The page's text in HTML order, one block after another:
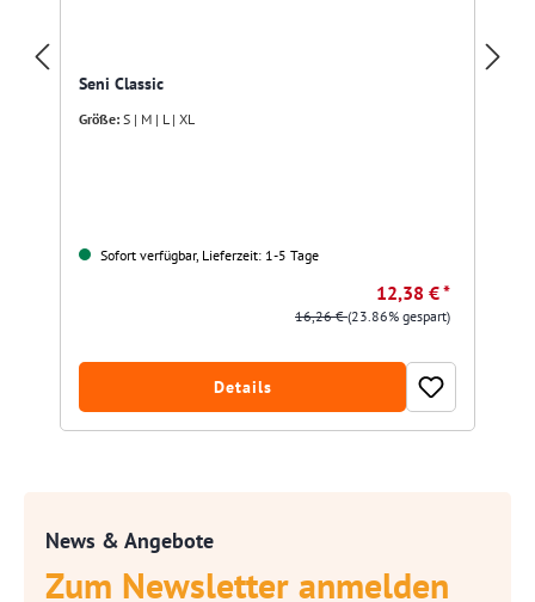
Seni Classic
Größe: S | M | L | XL
Sofort verfügbar, Lieferzeit: 1-5 Tage
12,38 € *
16,26 €(23.86% gespart)
Details
News & Angebote
Zum Newsletter anmelden